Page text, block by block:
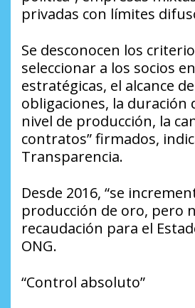
privadas con límites
Se desconocen los
seleccionar a los socios
estratégicas, el alcance
obligaciones, la duración
nivel de producción, la
contratos” firmados,
Transparencia.
Desde 2016, “se
producción de oro, pero
recaudación para el
ONG.
“Control absoluto”